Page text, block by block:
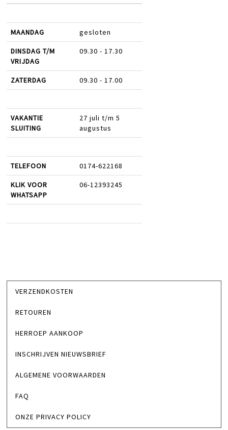
MAANDAG gesloten
DINSDAG T/M
VRIJDAG
09.30 - 17.30
ZATERDAG 09.30 - 17.00
VAKANTIE
SLUITING
27 juli t/m 5
augustus
TELEFOON 0174-622168
KLIK VOOR
WHATSAPP
06-12393245
VERZENDKOSTEN
RETOUREN
HERROEP AANKOOP
INSCHRIJVEN NIEUWSBRIEF
ALGEMENE VOORWAARDEN
FAQ
ONZE PRIVACY POLICY